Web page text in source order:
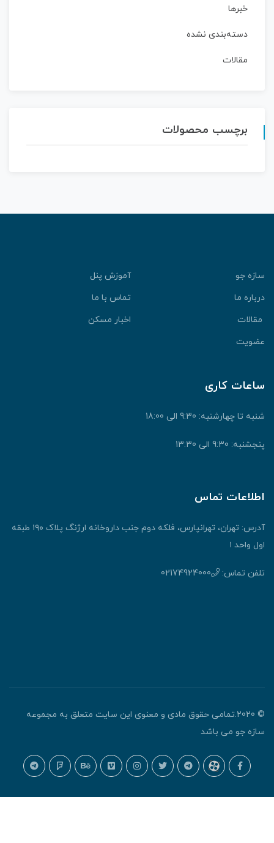
خبرها
دسته‌بندی نشده
مقالات
برچسب محصولات
جو
آموزش پنل
ما
تماس با ما
اخبار مسکن
کاری
تا چهارشنبه: 9:30 الی 18:00
9:30 الی 13:30
تماس
آدرس: تهران، تهرانپارس، فلکه دوم جنب داروخانه ارژنگ پلاک ۱۹۰ طبقه
واحد ۱
تماس: 02174924000
© 2020.تمامی حقوق مادی و معنوی این سایت متعلق به مجموعه
جو می باشد